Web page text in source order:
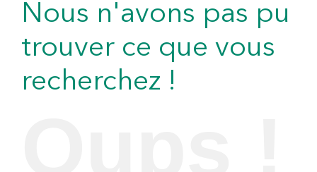
Nous n'avons pas pu
trouver ce que vous
recherchez !